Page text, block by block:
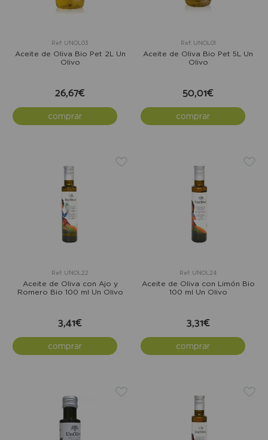
Ref: UNOL03
Aceite de Oliva Bio Pet 2L Un
Olivo
26,67€
comprar
Ref: UNOL01
Aceite de Oliva Bio Pet 5L Un
Olivo
50,01€
comprar
Ref: UNOL22
Aceite de Oliva con Ajo y
Romero Bio 100 ml Un Olivo
3,41€
comprar
Ref: UNOL24
Aceite de Oliva con Limón Bio
100 ml Un Olivo
3,31€
comprar